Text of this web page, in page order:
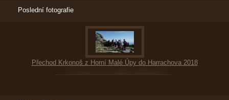
Poslední fotografie
Přechod Krkonoš z Horní Malé Úpy do Harrachova 2018